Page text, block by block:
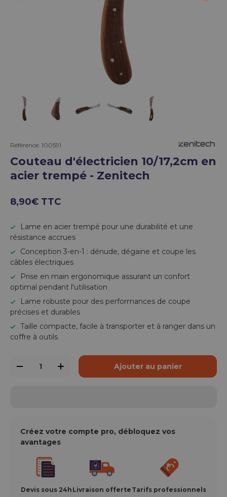
Référence: 100591
Couteau d'électricien 10/17,2cm en
acier trempé - Zenitech
8,90€ TTC
Lame en acier trempé pour une durabilité et une
résistance accrues
Conception 3-en-1 : dénude, dégaine et coupe les
câbles électriques
Prise en main ergonomique assurant un confort
optimal pendant l'utilisation
Lame robuste pour des performances de coupe
précises et durables
Taille compacte, facile à transporter et à ranger dans un
coffre à outils
+ Ajouter au panier
Créez votre compte pro, débloquez vos
avantages
Devis sous 24h Livraison offerte Tarifs professionnels